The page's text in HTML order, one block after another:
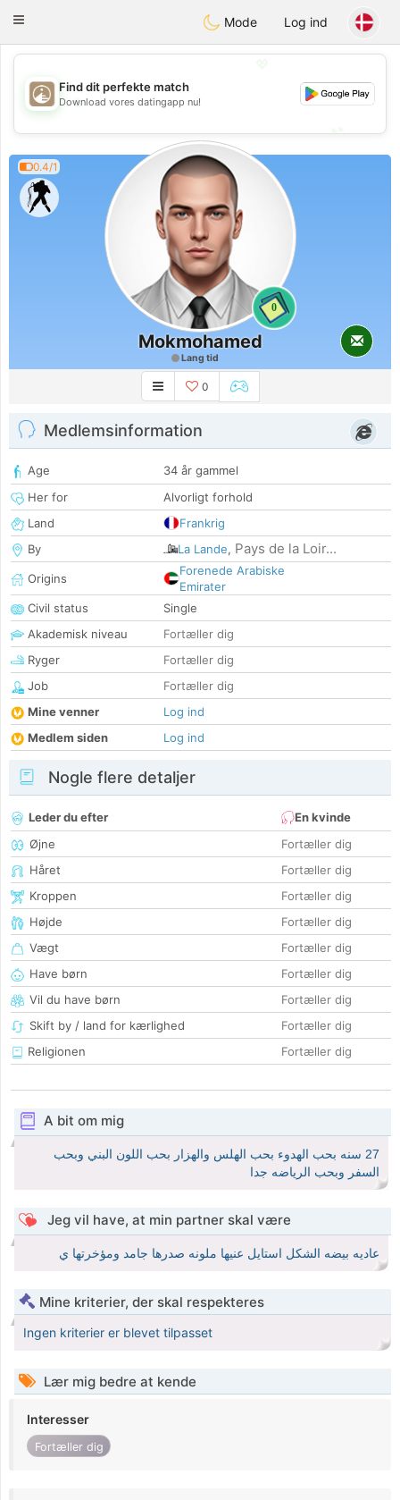
ahebik
Toggle
Mode Log ind
💖
💕
Find dit perfekte match
Download vores datingapp nu!
0.4/1
0
Mokmohamed
Lang tid
0
Medlemsinformation
Age
34 år gammel
Her for
Alvorligt forhold
Land
Frankrig
By
La Lande, Pays de la Loir...
Origins
Forenede Arabiske
Emirater
Civil status
Single
Akademisk niveau
Fortæller dig
Ryger
Fortæller dig
Job
Fortæller dig
Mine venner
Log ind
Medlem siden
Log ind
Nogle flere detaljer
Leder du efter
En kvinde
Øjne
Fortæller dig
Håret
Fortæller dig
Kroppen
Fortæller dig
Højde
Fortæller dig
Vægt
Fortæller dig
Have børn
Fortæller dig
Vil du have børn
Fortæller dig
Skift by / land for kærlighed
Fortæller dig
Religionen
Fortæller dig
A bit om mig
27 سنه بحب الهدوء بحب الهلس والهزار بحب اللون البني وبحب
السفر وبحب الرياضه جدا
Jeg vil have, at min partner skal være
عاديه بيضه الشكل استايل عنيها ملونه صدرها جامد ومؤخرتها ي
Mine kriterier, der skal respekteres
Ingen kriterier er blevet tilpasset
Lær mig bedre at kende
Interesser
Fortæller dig